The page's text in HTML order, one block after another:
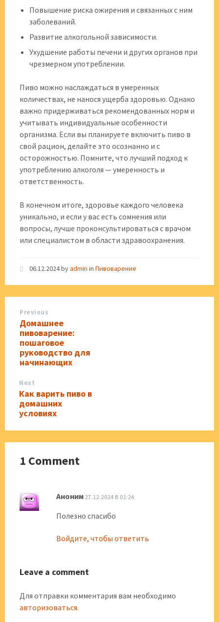
Повышение риска ожирения и связанных с ним
заболеваний.
Развитие алкогольной зависимости.
Ухудшение работы печени и других органов при
чрезмерном употреблении.
Пиво можно наслаждаться в умеренных
количествах, не нанося ущерба здоровью. Однако
важно придерживаться рекомендованных норм и
учитывать индивидуальные особенности
организма. Если вы планируете включить пиво в
свой рацион, делайте это осознанно и с
осторожностью. Помните, что лучший подход к
употреблению алкоголя — умеренность и
ответственность.
В конечном итоге, здоровье каждого человека
уникально, и если у вас есть сомнения или
вопросы, лучше проконсультироваться с врачом
или специалистом в области здравоохранения.
06.12.2024byadmin in Пивоварение
Previous
Домашнее
пивоварение:
пошаговое
руководство для
начинающих
Next
Как варить пиво в
домашних
условиях
1 Comment
Аноним 27.12.2024 В 01:24
Полезно спасибо
Войдите, чтобы ответить
Leave a comment
Для отправки комментария вам необходимо
авторизоваться.